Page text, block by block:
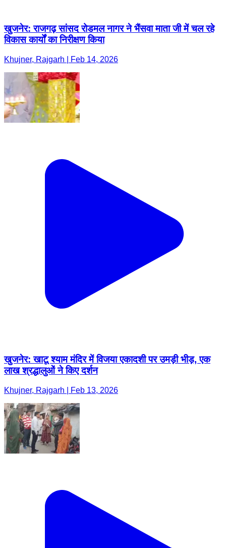
खुजनेर: राजगढ़ सांसद रोडमल नागर ने भैंसवा माता जी में चल रहे
विकास कार्यों का निरीक्षण किया
Khujner, Rajgarh | Feb 14, 2026
खुजनेर: खाटू श्याम मंदिर में विजया एकादशी पर उमड़ी भीड़, एक
लाख श्रद्धालुओं ने किए दर्शन
Khujner, Rajgarh | Feb 13, 2026